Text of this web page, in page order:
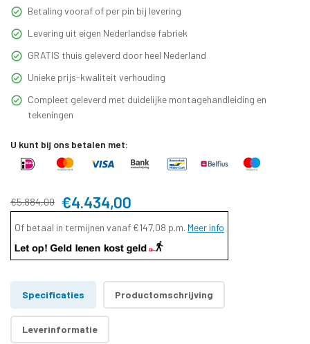
Betaling vooraf of per pin bij levering
Levering uit eigen Nederlandse fabriek
GRATIS thuis geleverd door heel Nederland
Unieke prijs-kwaliteit verhouding
Compleet geleverd met duidelijke montagehandleiding en
tekeningen
U kunt bij ons betalen met:
€5.884,00 €4.434,00
Of betaal in termijnen vanaf €147,08 p.m. Meer info
Specificaties Productomschrijving
Leverinformatie